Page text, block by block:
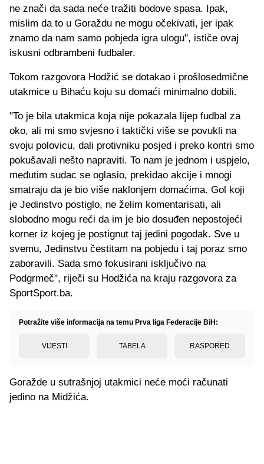
ne znači da sada neće tražiti bodove spasa. Ipak,
mislim da to u Goraždu ne mogu očekivati, jer ipak
znamo da nam samo pobjeda igra ulogu", ističe ovaj
iskusni odbrambeni fudbaler.
Tokom razgovora Hodžić se dotakao i prošlosedmične
utakmice u Bihaću koju su domaći minimalno dobili.
"To je bila utakmica koja nije pokazala lijep fudbal za
oko, ali mi smo svjesno i taktički više se povukli na
svoju polovicu, dali protivniku posjed i preko kontri smo
pokušavali nešto napraviti. To nam je jednom i uspjelo,
međutim sudac se oglasio, prekidao akcije i mnogi
smatraju da je bio više naklonjem domaćima. Gol koji
je Jedinstvo postiglo, ne želim komentarisati, ali
slobodno mogu reći da im je bio dosuđen nepostojeći
korner iz kojeg je postignut taj jedini pogodak. Sve u
svemu, Jedinstvu čestitam na pobjedu i taj poraz smo
zaboravili. Sada smo fokusirani isključivo na
Podgrmeč", riječi su Hodžića na kraju razgovora za
SportSport.ba.
Potražite više informacija na temu Prva liga Federacije BiH:
VIJESTI TABELA RASPORED
Goražde u sutrašnjoj utakmici neće moći računati
jedino na Midžića.